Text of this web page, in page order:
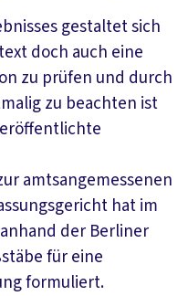
gestaltet sich
doch auch eine
zu prüfen und durch
zu beachten ist
amtsangemessenen
hat im
der Berliner
für eine
formuliert.